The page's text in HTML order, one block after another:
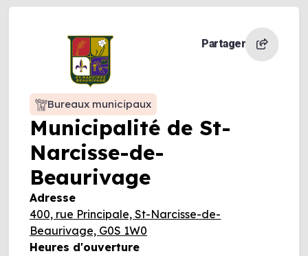
Municipalité de St-
Narcisse-de-
Beaurivage
Partager
Bureaux municipaux
Adresse
400, rue Principale, St-Narcisse-de-
Beaurivage, G0S 1W0
Heures d'ouverture